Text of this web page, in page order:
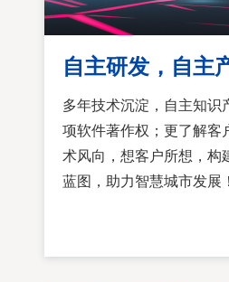
自主研发，自主
多年技术沉淀，自主知识
项软件著作权；更了解客
术风向，想客户所想，构
蓝图，助力智慧城市发展！